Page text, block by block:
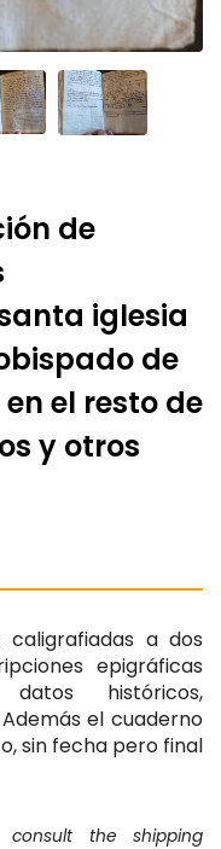
de
iglesia
de
el resto de
y otros
caligrafiadas a dos
epigráficas
históricos,
el cuaderno
sin fecha pero final
consult the shipping